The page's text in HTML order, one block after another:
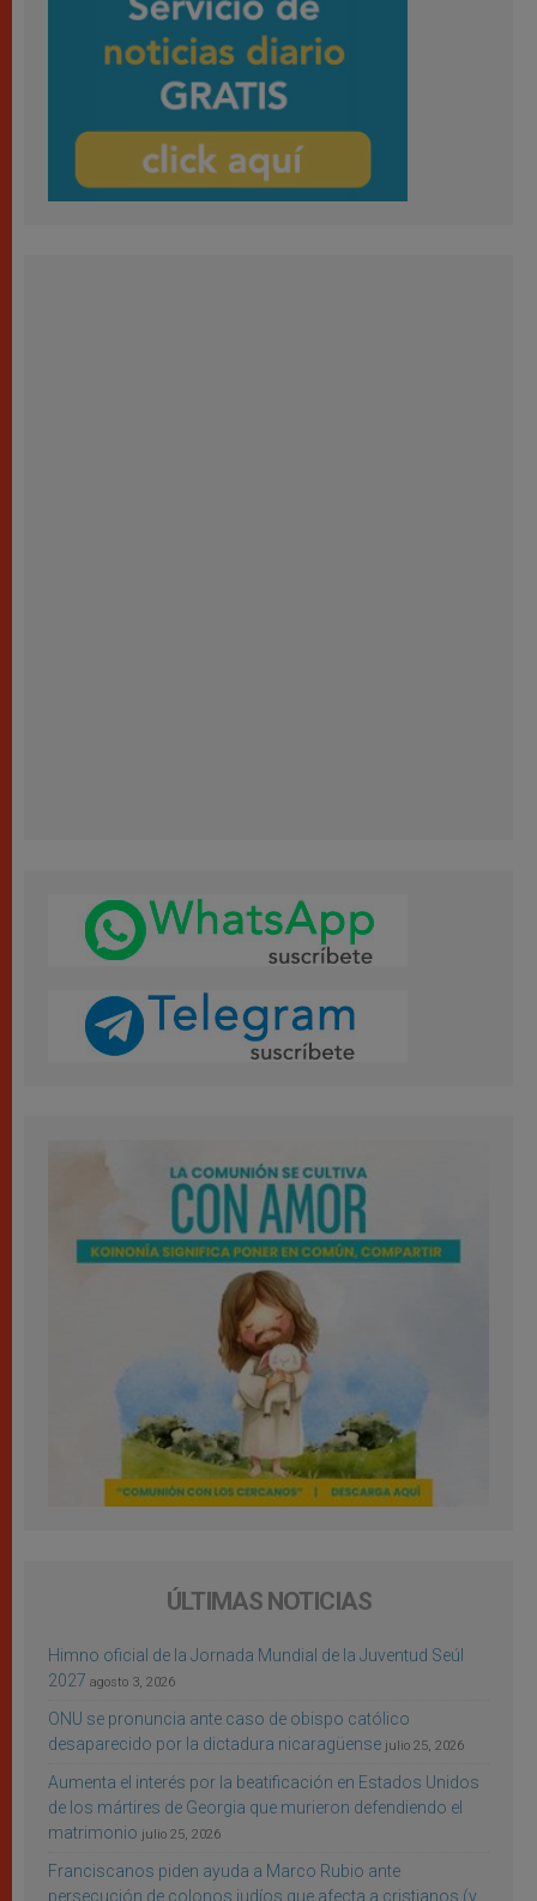
ÚLTIMAS NOTICIAS
Himno oficial de la Jornada Mundial de la Juventud Seúl
2027 agosto 3, 2026
ONU se pronuncia ante caso de obispo católico
desaparecido por la dictadura nicaragüense julio 25, 2026
Aumenta el interés por la beatificación en Estados Unidos
de los mártires de Georgia que murieron defendiendo el
matrimonio julio 25, 2026
Franciscanos piden ayuda a Marco Rubio ante
persecución de colonos judíos que afecta a cristianos (y